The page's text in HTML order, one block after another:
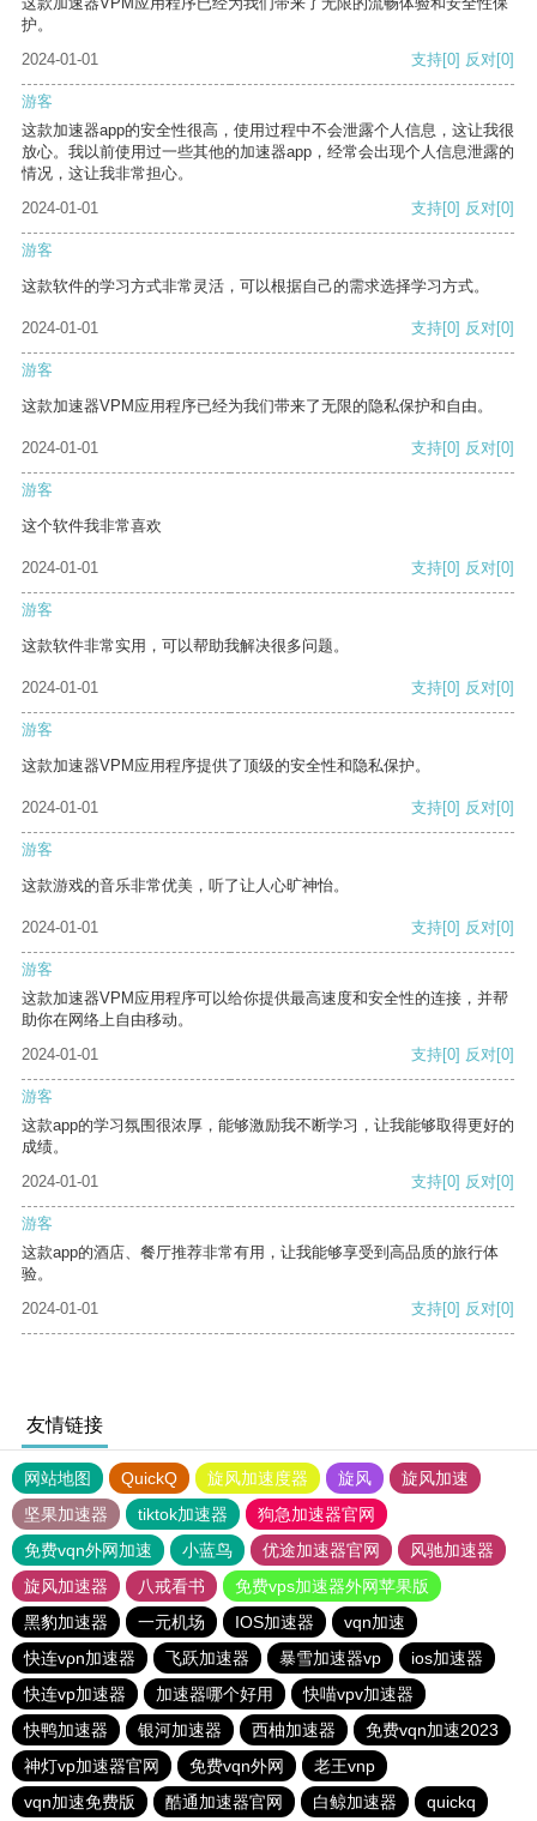
护。
2024-01-01
支持[0] 反对[0]
游客
这款加速器app的安全性很高，使用过程中不会泄露个人信息，这让我很
放心。我以前使用过一些其他的加速器app，经常会出现个人信息泄露的
情况，这让我非常担心。
2024-01-01
支持[0] 反对[0]
游客
这款软件的学习方式非常灵活，可以根据自己的需求选择学习方式。
2024-01-01 支持[0] 反对[0]
游客
这款加速器VPM应用程序已经为我们带来了无限的隐私保护和自由。
2024-01-01 支持[0] 反对[0]
游客
这个软件我非常喜欢
2024-01-01 支持[0] 反对[0]
游客
这款软件非常实用，可以帮助我解决很多问题。
2024-01-01 支持[0] 反对[0]
游客
这款加速器VPM应用程序提供了顶级的安全性和隐私保护。
2024-01-01 支持[0] 反对[0]
游客
这款游戏的音乐非常优美，听了让人心旷神怡。
2024-01-01 支持[0] 反对[0]
游客
这款加速器VPM应用程序可以给你提供最高速度和安全性的连接，并帮
助你在网络上自由移动。
2024-01-01
支持[0] 反对[0]
游客
这款app的学习氛围很浓厚，能够激励我不断学习，让我能够取得更好的
成绩。
2024-01-01
支持[0] 反对[0]
游客
这款app的酒店、餐厅推荐非常有用，让我能够享受到高品质的旅行体
验。
2024-01-01
支持[0] 反对[0]
友情链接
网站地图 QuickQ 旋风加速度器 旋风
旋风加速
坚果加速器
tiktok加速器
狗急加速器官网
免费vqn外网加速
小蓝鸟 优途加速器官网
风驰加速器
旋风加速器
八戒看书
免费vps加速器外网苹果版
黑豹加速器
一元机场 IOS加速器
vqn加速
快连vρn加速器
飞跃加速器 暴雪加速器vp
ios加速器
快连vp加速器
加速器哪个好用
快喵vpv加速器
快鸭加速器
银河加速器 西柚加速器
免费vqn加速2023
神灯vp加速器官网
免费vqn外网
老王vnp
vqn加速免费版
酷通加速器官网 白鲸加速器 quickq